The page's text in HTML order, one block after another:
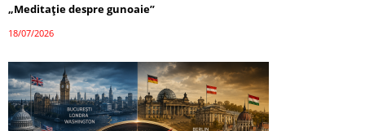
„Meditație despre gunoaie”
18/07/2026